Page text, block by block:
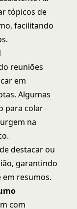
tópicos de
facilitando
reuniões
em
Algumas
para colar
na
destacar ou
garantindo
resumos.
com